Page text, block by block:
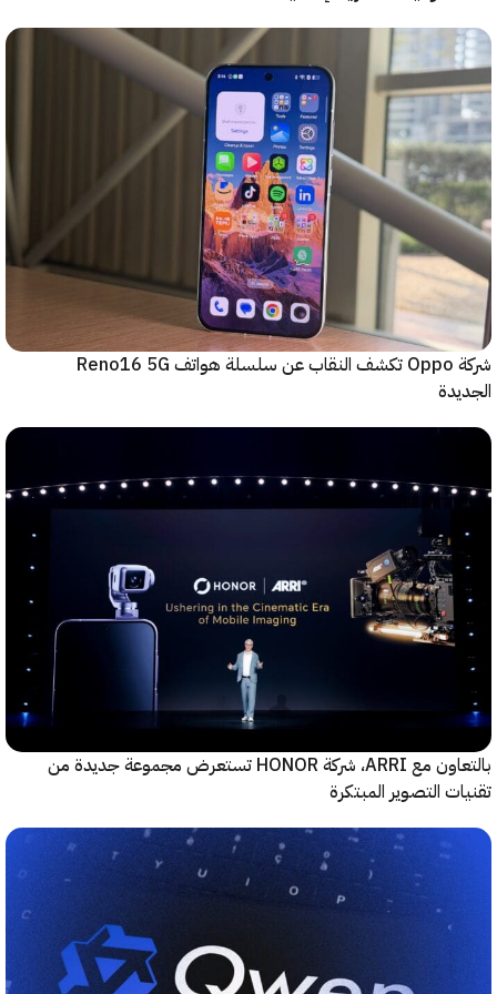
شركة Oppo تكشف النقاب عن سلسلة هواتف Reno16 5G
بالتعاون مع ARRI، شركة HONOR تستعرض مجموعة جديدة من
التصوير المبتكرة